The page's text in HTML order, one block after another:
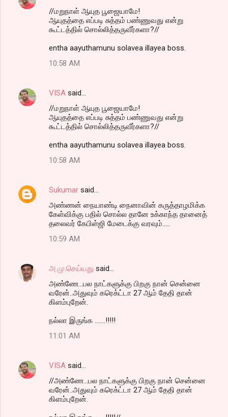
//மறுநாள் ஆயுத பூஜையாமே!
ஆயுதத்தை எப்படி சுத்தம் பண்ணுவது என்று
கூட்டத்தில் சொல்லித்தருவீர்களா?//
entha aayuthamunu solavea illayea boss.
10:58 AM
VISA said…
//மறுநாள் ஆயுத பூஜையாமே!
ஆயுதத்தை எப்படி சுத்தம் பண்ணுவது என்று
கூட்டத்தில் சொல்லித்தருவீர்களா?//
entha aayuthamunu solavea illayea boss.
10:58 AM
Sukumar said…
அண்ணன் நையாண்டி நைனாவின் கருத்தாழமிக்க
கேள்விக்கு பதில் சொல்ல தானே உக்காந்த தானைத்
தலைவர் கேபிள்ஜி மேடைக்கு வரவும்.....
10:59 AM
அ.மு.செய்யது said…
அண்ணே...பல நாட்களுக்கு பிறகு நான் சென்னை
வரேன்..அதுவும் கரெக்ட்டா 27 ஆம் தேதி தான்
கிளம்புறேன்.
நல்லா இருங்க .......!!!!!
11:01 AM
VISA said…
//அண்ணே...பல நாட்களுக்கு பிறகு நான் சென்னை
வரேன்..அதுவும் கரெக்ட்டா 27 ஆம் தேதி தான்
கிளம்புறேன்.